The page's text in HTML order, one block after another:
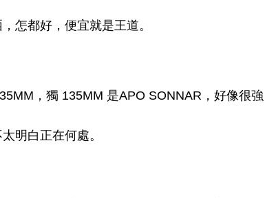
怎都好，便宜就是王道。
，獨 135MM 是APO SONNAR，好像很強
明白正在何處。